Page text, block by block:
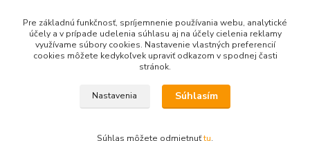
+421 905 622 625
obchod@nozeplus.sk
Pre základnú funkčnosť, spríjemnenie používania webu, analytické
účely a v prípade udelenia súhlasu aj na účely cielenia reklamy
využívame súbory cookies. Nastavenie vlastných preferencií
cookies môžete kedykoľvek upraviť odkazom v spodnej časti
stránok.
Nastavenia Súhlasím
Súhlas môžete odmietnuťtu.